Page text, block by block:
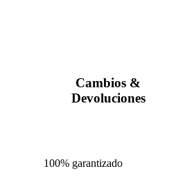
Cambios &
Devoluciones
100% garantizado